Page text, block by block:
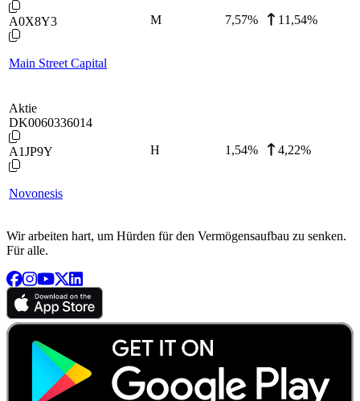
A0X8Y3
Main Street Capital
M 7,57% 11,54%
Aktie
DK0060336014
A1JP9Y
Novonesis
H 1,54% 4,22%
Wir arbeiten hart, um Hürden für den Vermögensaufbau zu senken.
Für alle.